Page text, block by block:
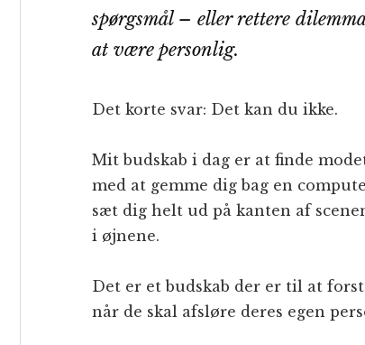
spørgsmål – eller rettere
at være personlig.
Det korte svar: Det kan du ikke.
Mit budskab i dag er at finde
med at gemme dig bag en
sæt dig helt ud på kanten af
i øjnene.
Det er et budskab der er til at
når de skal afsløre deres egen